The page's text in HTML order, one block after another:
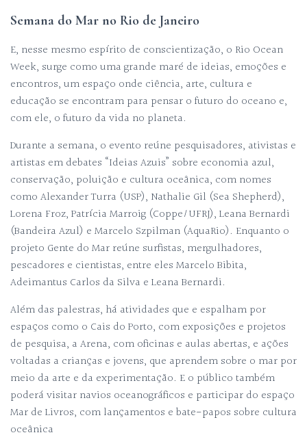
Semana do Mar no Rio de Janeiro
E, nesse mesmo espírito de conscientização, o Rio Ocean
Week, surge como uma grande maré de ideias, emoções e
encontros, um espaço onde ciência, arte, cultura e
educação se encontram para pensar o futuro do oceano e,
com ele, o futuro da vida no planeta.
Durante a semana, o evento reúne pesquisadores, ativistas e
artistas em debates “Ideias Azuis” sobre economia azul,
conservação, poluição e cultura oceânica, com nomes
como Alexander Turra (USP), Nathalie Gil (Sea Shepherd),
Lorena Froz, Patrícia Marroig (Coppe/UFRJ), Leana Bernardi
(Bandeira Azul) e Marcelo Szpilman (AquaRio). Enquanto o
projeto Gente do Mar reúne surfistas, mergulhadores,
pescadores e cientistas, entre eles Marcelo Bibita,
Adeimantus Carlos da Silva e Leana Bernardi.
Além das palestras, há atividades que e espalham por
espaços como o Cais do Porto, com exposições e projetos
de pesquisa, a Arena, com oficinas e aulas abertas, e ações
voltadas a crianças e jovens, que aprendem sobre o mar por
meio da arte e da experimentação. E o público também
poderá visitar navios oceanográficos e participar do espaço
Mar de Livros, com lançamentos e bate-papos sobre cultura
oceânica